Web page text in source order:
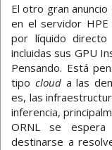
El otro gran
en el servidor HPE
por líquido directo
incluidas sus GPU
Pensando. Está
tipo cloud a las
es, las
inferencia,
ORNL se
destinarse a